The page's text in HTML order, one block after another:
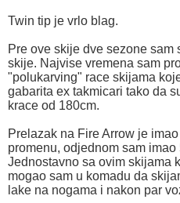
Twin tip je vrlo blag.
Pre ove skije dve sezone
skije. Najvise vremena sam
"polukarving" race skijama
gabarita ex takmicari tako da
krace od 180cm.
Prelazak na Fire Arrow je
promenu, odjednom sam
Jednostavno sa ovim skijama
mogao sam u komadu da
lake na nogama i nakon par